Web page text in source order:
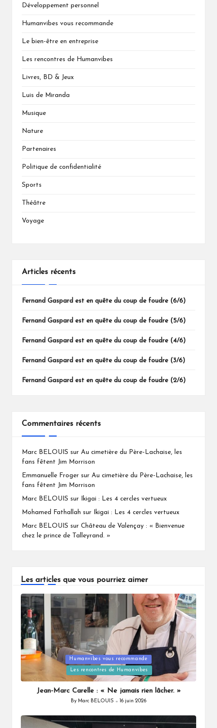
Développement personnel
Humanvibes vous recommande
Le bien-être en entreprise
Les rencontres de Humanvibes
Livres, BD & Jeux
Luis de Miranda
Musique
Nature
Partenaires
Politique de confidentialité
Sports
Théâtre
Voyage
Articles récents
Fernand Gaspard est en quête du coup de foudre (6/6)
Fernand Gaspard est en quête du coup de foudre (5/6)
Fernand Gaspard est en quête du coup de foudre (4/6)
Fernand Gaspard est en quête du coup de foudre (3/6)
Fernand Gaspard est en quête du coup de foudre (2/6)
Commentaires récents
Marc BELOUIS sur Au cimetière du Père-Lachaise, les
fans fêtent Jim Morrison
Emmanuelle Froger sur Au cimetière du Père-Lachaise, les
fans fêtent Jim Morrison
Marc BELOUIS sur Ikigai : Les 4 cercles vertueux
Mohamed Fathallah sur Ikigai : Les 4 cercles vertueux
Marc BELOUIS sur Château de Valençay : « Bienvenue
chez le prince de Talleyrand. »
Les articles que vous pourriez aimer
Posted
in
Humanvibes vous recommande
Les rencontres de Humanvibes
Jean-Marc Carelle : « Ne jamais rien lâcher. »
Posted
By Marc BELOUIS 16 juin 2026